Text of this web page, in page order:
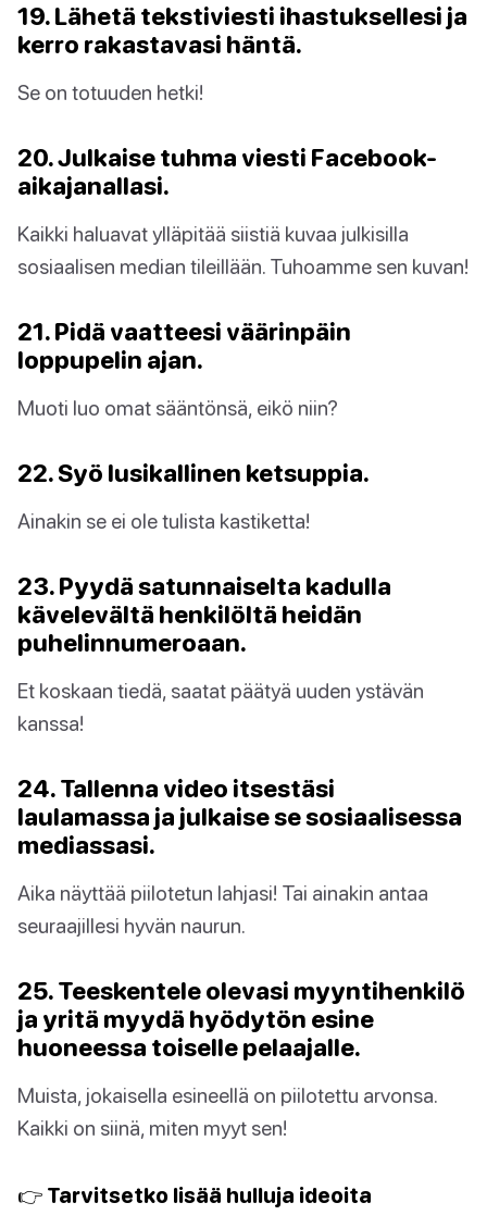
19. Lähetä tekstiviesti ihastuksellesi ja
kerro rakastavasi häntä.
Se on totuuden hetki!
20. Julkaise tuhma viesti Facebook-
aikajanallasi.
Kaikki haluavat ylläpitää siistiä kuvaa julkisilla
sosiaalisen median tileillään. Tuhoamme sen kuvan!
21. Pidä vaatteesi väärinpäin
loppupelin ajan.
Muoti luo omat sääntönsä, eikö niin?
22. Syö lusikallinen ketsuppia.
Ainakin se ei ole tulista kastiketta!
23. Pyydä satunnaiselta kadulla
kävelevältä henkilöltä heidän
puhelinnumeroaan.
Et koskaan tiedä, saatat päätyä uuden ystävän
kanssa!
24. Tallenna video itsestäsi
laulamassa ja julkaise se sosiaalisessa
mediassasi.
Aika näyttää piilotetun lahjasi! Tai ainakin antaa
seuraajillesi hyvän naurun.
25. Teeskentele olevasi myyntihenkilö
ja yritä myydä hyödytön esine
huoneessa toiselle pelaajalle.
Muista, jokaisella esineellä on piilotettu arvonsa.
Kaikki on siinä, miten myyt sen!
👉 Tarvitsetko lisää hulluja ideoita